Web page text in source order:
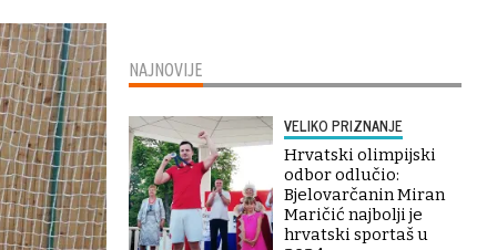
NAJNOVIJE
VELIKO PRIZNANJE
Hrvatski olimpijski
odbor odlučio:
Bjelovarčanin Miran
Maričić najbolji je
hrvatski sportaš u